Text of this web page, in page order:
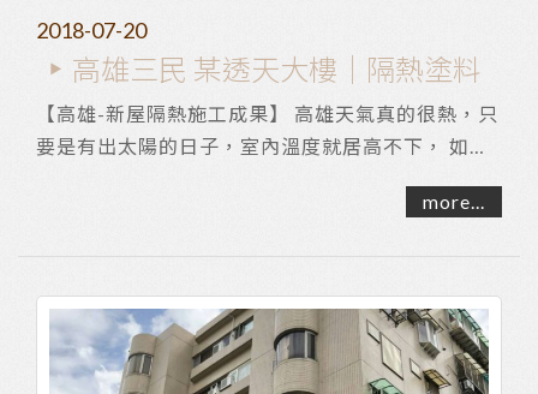
2018-07-20
高雄三民 某透天大樓｜隔熱塗料
【高雄-新屋隔熱施工成果】 高雄天氣真的很熱，只
要是有出太陽的日子，室內溫度就居高不下， 如何
more...